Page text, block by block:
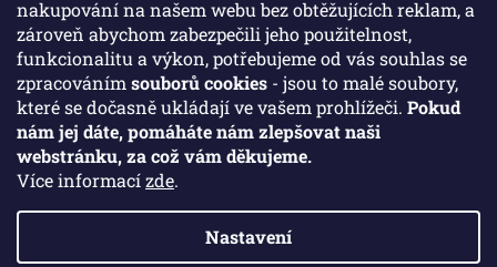
nakupování na našem webu bez obtěžujících reklam, a
zároveň abychom zabezpečili jeho použitelnost,
funkcionalitu a výkon, potřebujeme od vás souhlas se
zpracováním souborů cookies - jsou to malé soubory,
které se dočasně ukládají ve vašem prohlížeči. Pokud
nám jej dáte, pomáháte nám zlepšovat naši
webstránku, za což vám děkujeme.
Více informacízde.
Nastavení
Broušené sklenice jsou symbolem elegance, tradice a luxusu. ...
Facebook
Vytvořil Shoptet